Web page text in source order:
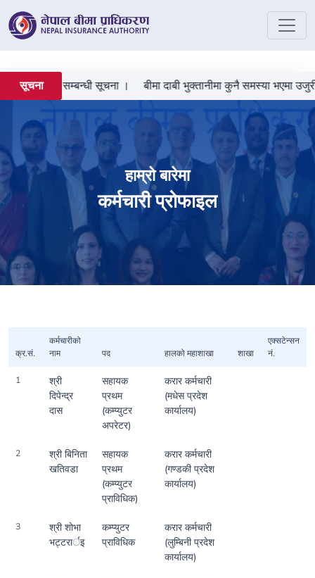
सूचना
गराउने सम्बन्धी सूचना । बीमा दाबी भुक्तानीमा कुनै समस्या भएमा उजुरी
हाम्रो बारेमा
कर्मचारी प्रोफाइल
क्र.सं.
कर्मचारीको
नाम
पद हालको महाशाखा शाखा
एक्सटेन्सन
नं.
1
श्री
दिपेन्द्र
दास
सहायक
प्रथम
(कम्प्युटर
अपरेटर)
करार कर्मचारी
(मधेस प्रदेश
कार्यालय)
2
श्री बिनिता
खतिवडा
सहायक
प्रथम
(कम्प्युटर
प्राविधिक)
करार कर्मचारी
(गण्डकी प्रदेश
कार्यालय)
3
श्री शोभा
भट्टरार्इ
कम्प्युटर
प्राविधिक
करार कर्मचारी
(लुम्बिनी प्रदेश
कार्यालय)